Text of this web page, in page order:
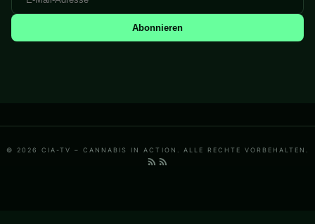
Abonnieren
© 2026 CIA-TV – CANNABIS IN ACTION. ALLE RECHTE VORBEHALTEN.